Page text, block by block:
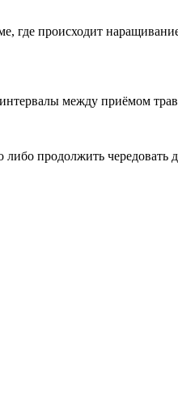
происходит
между приёмом
продолжить чередовать